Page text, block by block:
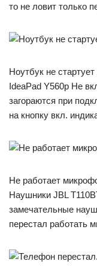
то не ловит только
Ноутбук не
IdeaPad Y560p Не
загораются при
на кнопку вкл.
Не работает
Наушники JBL
замечательные
перестал работать